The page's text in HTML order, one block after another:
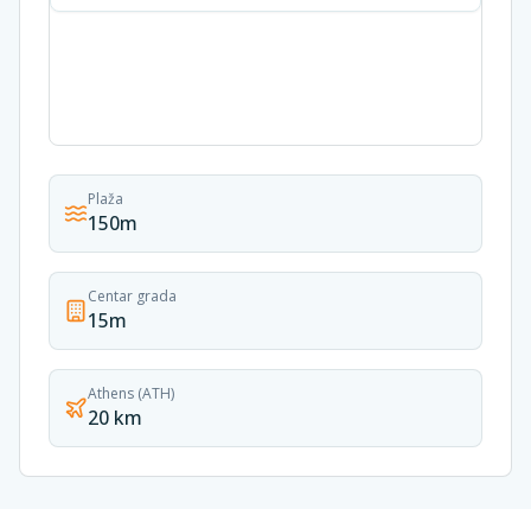
Plaža
150m
Centar grada
15m
Athens (ATH)
20 km